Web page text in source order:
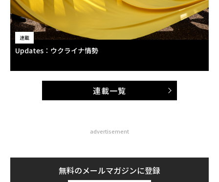
連載
Updates：ウクライナ情勢
連載一覧
advertisement
無料のメールマガジンに登録